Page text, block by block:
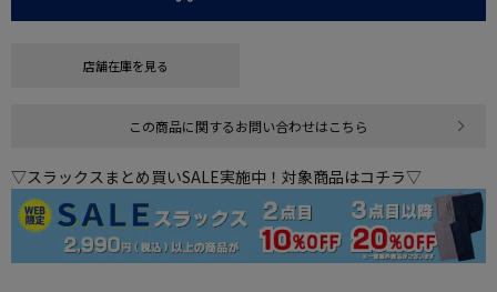
店舗在庫を見る
この商品に関するお問い合わせはこちら
▽スラックスまとめ買いSALE実施中！対象商品はコチラ▽